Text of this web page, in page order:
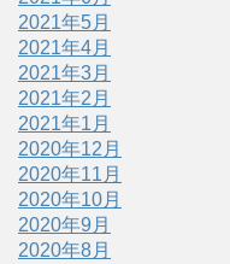
2021年5月
2021年4月
2021年3月
2021年2月
2021年1月
2020年12月
2020年11月
2020年10月
2020年9月
2020年8月